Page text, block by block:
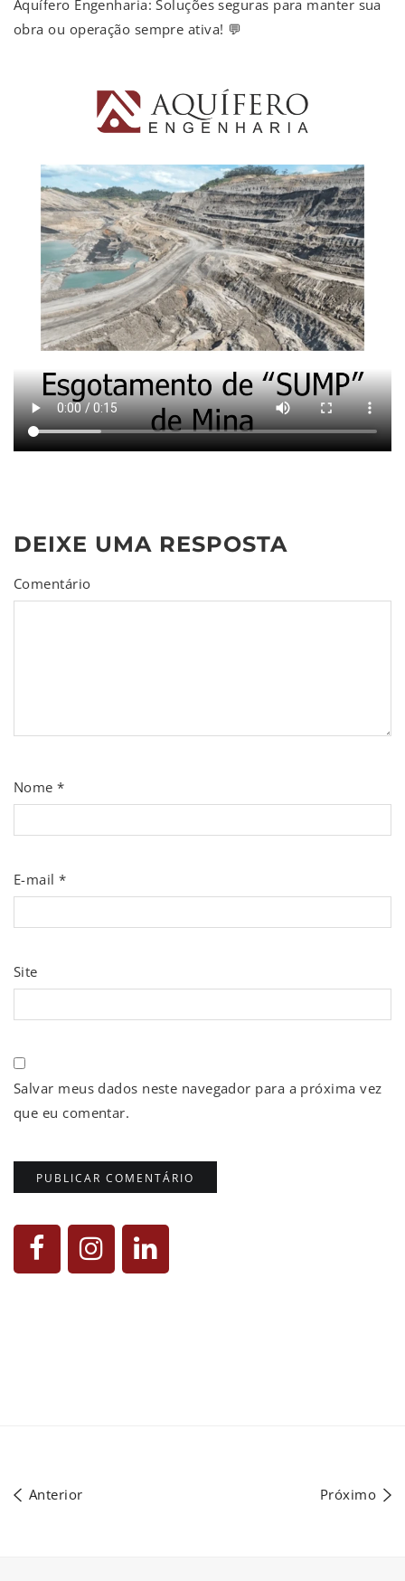
Aquífero Engenharia: Soluções seguras para manter sua
obra ou operação sempre ativa! 💬
DEIXE UMA RESPOSTA
Comentário
Nome*
E-mail*
Site
Salvar meus dados neste navegador para a próxima vez
que eu comentar.
Anterior Próximo